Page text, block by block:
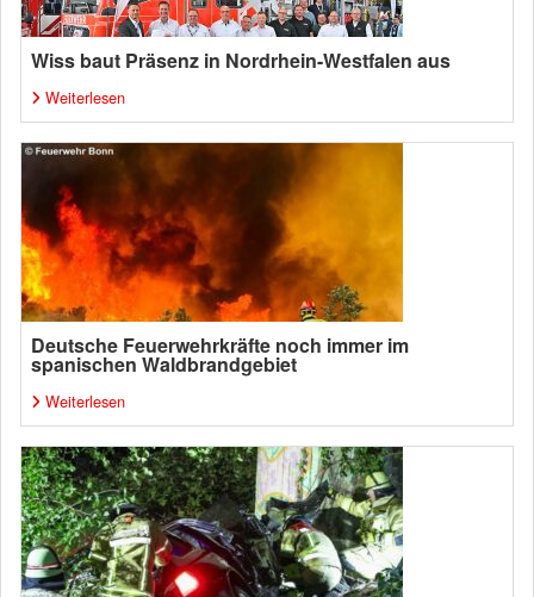
Wiss baut Präsenz in Nordrhein-Westfalen aus
Weiterlesen
Deutsche Feuerwehrkräfte noch immer im
spanischen Waldbrandgebiet
Weiterlesen